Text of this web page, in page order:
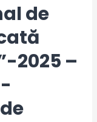
de
2025 –